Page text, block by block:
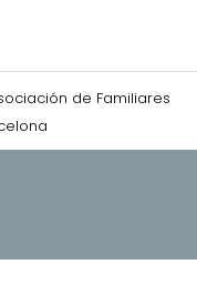
de Familiares